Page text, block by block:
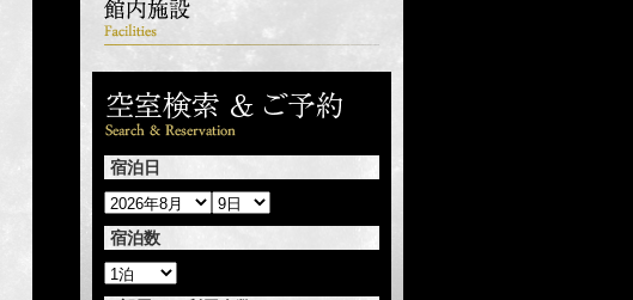
宿泊日
宿泊数